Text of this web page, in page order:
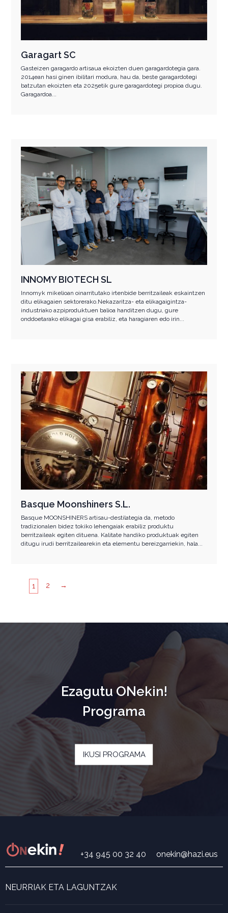
Garagart SC
Gasteizen garagardo artisaua ekoizten duen garagardotegia gara.
2014ean hasi ginen ibilitari modura, hau da, beste garagardotegi
batzutan ekoizten eta 2025etik gure garagardotegi propioa dugu.
Garagardoa...
INNOMY BIOTECH SL
Innomyk mikelioan oinarritutako irtenbide berritzaileak eskaintzen
ditu elikagaien sektorerako.Nekazaritza- eta elikagaigintza-
industriako azpiproduktuen balioa handitzen dugu, gure
onddoetarako elikagai gisa erabiliz, eta haragiaren edo irin...
Basque Moonshiners S.L.
Basque MOONSHINERS artisau-destilategia da, metodo
tradizionalen bidez tokiko lehengaiak erabiliz produktu
berritzaileak egiten dituena. Kalitate handiko produktuak egiten
ditugu irudi berritzailearekin eta elementu bereizgarriekin, hala...
1 2 →
Ezagutu ONekin!
Programa
IKUSI PROGRAMA
+34 945 00 32 40 onekin@hazi.eus
NEURRIAK ETA LAGUNTZAK